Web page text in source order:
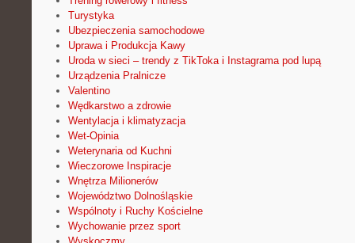
Turystyka
Ubezpieczenia samochodowe
Uprawa i Produkcja Kawy
Uroda w sieci – trendy z TikToka i Instagrama pod lupą
Urządzenia Pralnicze
Valentino
Wędkarstwo a zdrowie
Wentylacja i klimatyzacja
Wet-Opinia
Weterynaria od Kuchni
Wieczorowe Inspiracje
Wnętrza Milionerów
Województwo Dolnośląskie
Wspólnoty i Ruchy Kościelne
Wychowanie przez sport